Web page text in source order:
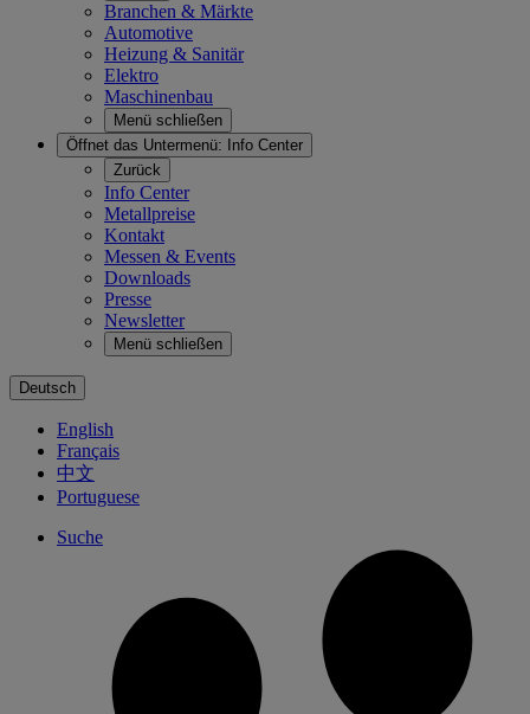
Branchen & Märkte
Automotive
Heizung & Sanitär
Elektro
Maschinenbau
Menü schließen
Öffnet das Untermenü:
Info Center
Zurück
Info Center
Metallpreise
Kontakt
Messen & Events
Downloads
Presse
Newsletter
Menü schließen
Deutsch
English
Français
中文
Portuguese
Suche